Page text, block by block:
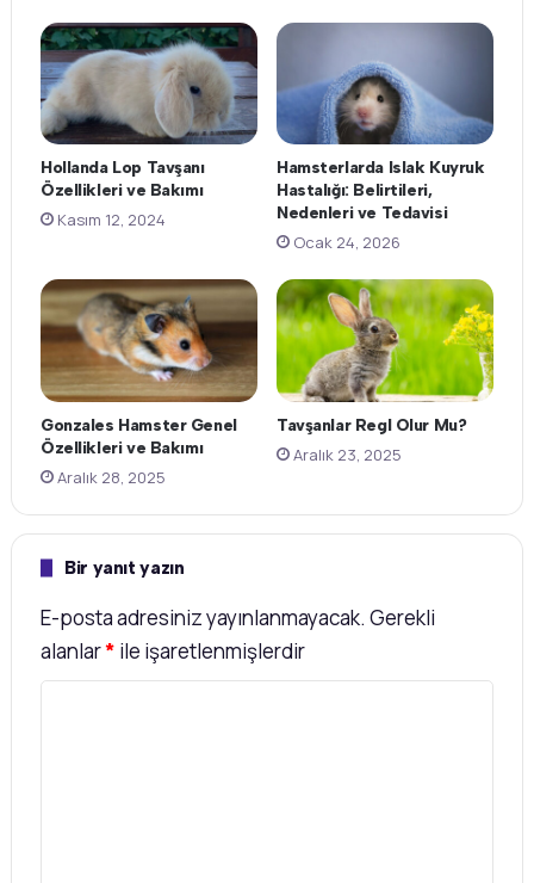
Hollanda Lop Tavşanı
Özellikleri ve Bakımı
Kasım 12, 2024
Hamsterlarda Islak Kuyruk
Hastalığı: Belirtileri,
Nedenleri ve Tedavisi
Ocak 24, 2026
Gonzales Hamster Genel
Özellikleri ve Bakımı
Aralık 28, 2025
Tavşanlar Regl Olur Mu?
Aralık 23, 2025
Bir yanıt yazın
E-posta adresiniz yayınlanmayacak. Gerekli
alanlar* ile işaretlenmişlerdir